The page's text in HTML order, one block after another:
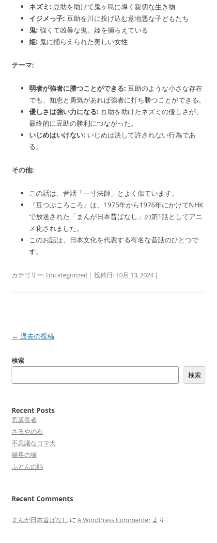
ネズミ: 豆助を助けて鬼ヶ島に導く親切な生き物
イジメっ子: 豆助を川に投げ込む意地悪な子どもたち
鬼: 強くて凶暴な鬼。姫を捕らえている
姫: 鬼に捕らえられた美しい女性
テーマ:
弱者が強者に勝つことができる: 豆助のような小さな存在
でも、知恵と勇気があれば強者に打ち勝つことができる。
優しさは強い力になる: 豆助を助けたネズミの優しさが、
最終的に豆助の勝利につながった。
いじめはいけない: いじめは決して許されない行為であ
る。
その他:
この話は、昔話「一寸法師」とよく似ています。
『豆つぶころころ』は、1975年から1976年にかけてNHK
で放送された「まんが日本昔ばなし」の第1話としてアニ
メ化されました。
このお話は、日本文化を代表する有名な昔話のひとつで
す。
カテゴリー: Uncategorized | 投稿日: 10月 13, 2024|
投
ナ
シ
ョ
ン
← 過去の投稿
検索
検索
Recent Posts
荒坂長者
さるやの石
不思議なコマ犬
猫岳の猫
ふとんの話
Recent Comments
まんが日本昔ばなし に A WordPress Commenter より